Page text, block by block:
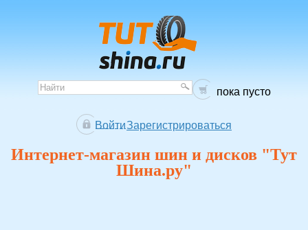
пока пусто
Зарегистрироваться
Войти
Интернет-магазин шин и дисков "Тут
Шина.ру"